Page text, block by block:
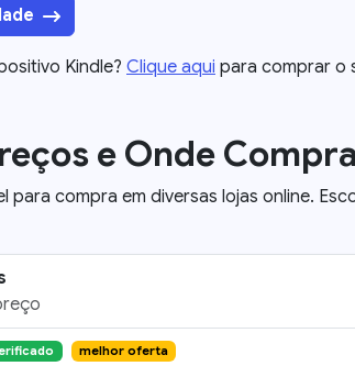
Kindle? Clique aqui para comprar o
e Onde
para compra em diversas lojas online.
melhor oferta